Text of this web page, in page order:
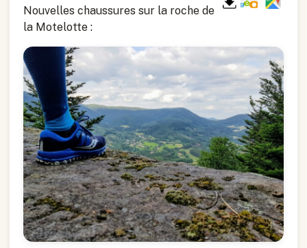
Nouvelles chaussures sur la roche de
la Motelotte :